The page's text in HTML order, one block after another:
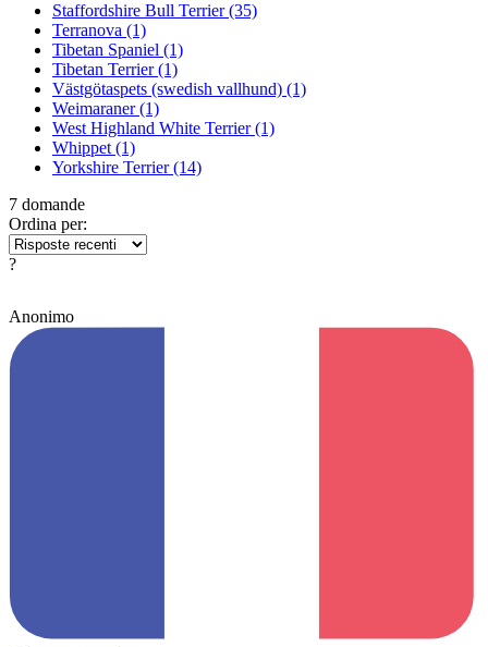
Staffordshire Bull Terrier(35)
Terranova (1)
Tibetan Spaniel (1)
Tibetan Terrier(1)
Västgötaspets (swedish vallhund) (1)
Weimaraner(1)
West Highland White Terrier(1)
Whippet (1)
Yorkshire Terrier(14)
7 domande
Ordina per:
?
Anonimo